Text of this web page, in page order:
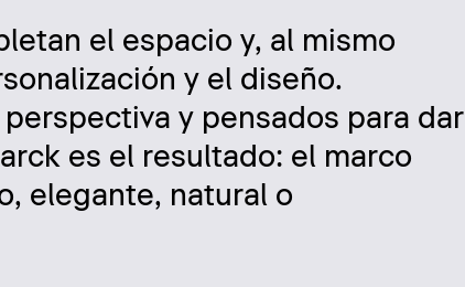
el espacio y, al mismo
y el diseño.
y pensados para dar
es el resultado: el marco
elegante, natural o